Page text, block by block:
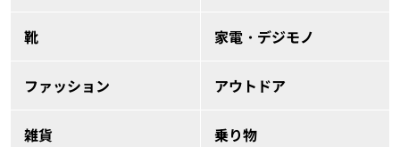
靴 家電・デジモノ
ファッション アウトドア
雑貨 乗り物